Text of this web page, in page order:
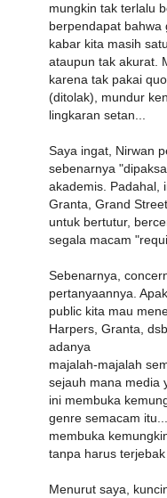
mungkin tak terlalu
berpendapat bahwa
kabar kita masih
ataupun tak akurat.
karena tak pakai
(ditolak), mundur
lingkaran setan...
Saya ingat, Nirwan
sebenarnya
akademis. Padahal,
Granta, Grand
untuk bertutur,
segala macam
Sebenarnya,
pertanyaannya.
public kita mau
Harpers, Granta,
adanya
majalah-majalah
sejauh mana media
ini membuka
genre semacam
membuka
tanpa harus
Menurut saya,